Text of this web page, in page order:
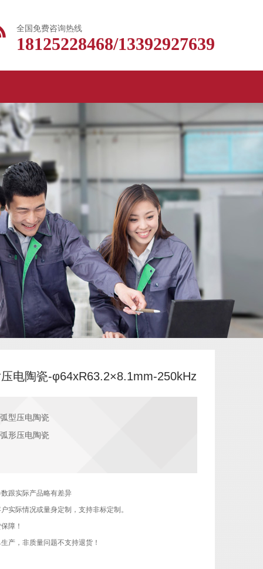
全国免费咨询热线
18125228468/13392927639
电陶瓷-φ64xR63.2×8.1mm-250kHz
弧型压电陶瓷
弧形压电陶瓷
跟实际产品略有差异
实际情况或量身定制，支持非标定制。
障！
产，非质量问题不支持退货！